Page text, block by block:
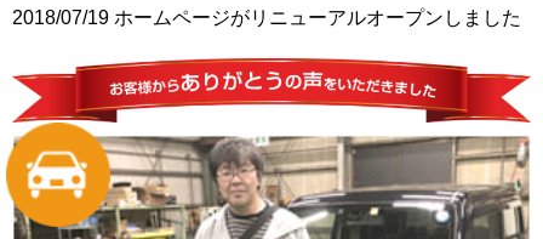
2018/07/19 ホームページがリニューアルオープンしました